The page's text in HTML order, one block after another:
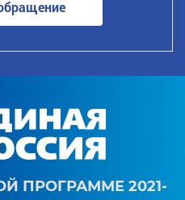
ПРОГРАММЕ 2021-